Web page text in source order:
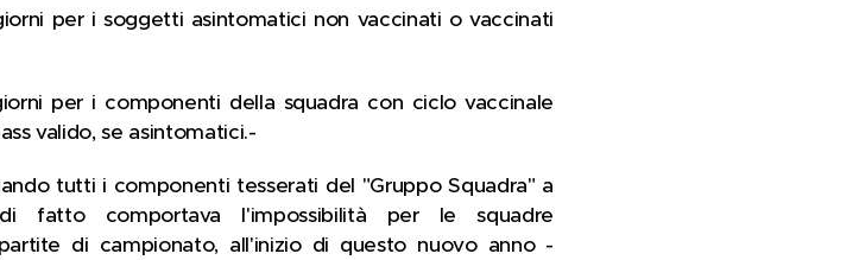
per i soggetti asintomatici non vaccinati o vaccinati
per i componenti della squadra con ciclo vaccinale
valido, se asintomatici.-
tutti i componenti tesserati del "Gruppo Squadra" a
fatto comportava l'impossibilità per le squadre
di campionato, all'inizio di questo nuovo anno -